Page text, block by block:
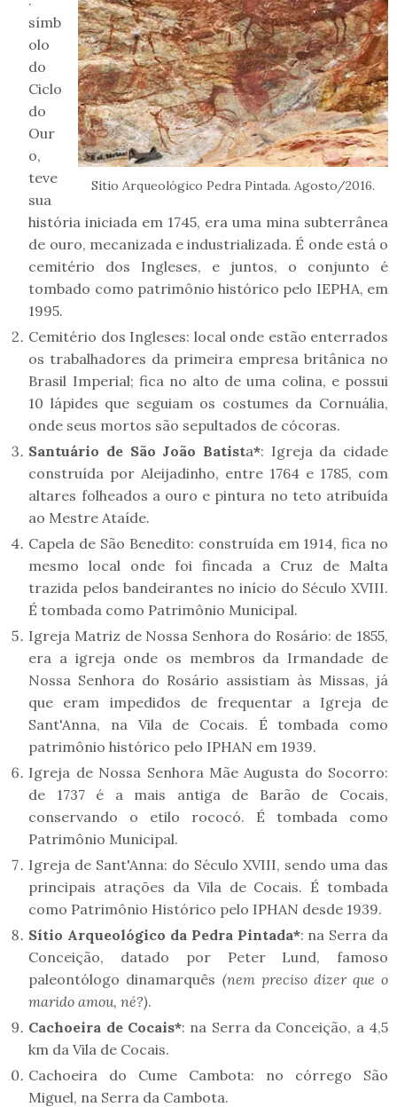
Sítio Arqueológico Pedra Pintada. Agosto/2016.
símb
olo
do
Ciclo
do
Our
o,
teve
sua
história iniciada em 1745, era uma mina subterrânea
de ouro, mecanizada e industrializada. É onde está o
cemitério dos Ingleses, e juntos, o conjunto é
tombado como patrimônio histórico pelo IEPHA, em
1995.
Cemitério dos Ingleses: local onde estão enterrados
os trabalhadores da primeira empresa britânica no
Brasil Imperial; fica no alto de uma colina, e possui
10 lápides que seguiam os costumes da Cornuália,
onde seus mortos são sepultados de cócoras.
Santuário de São João Batista*: Igreja da cidade
construída por Aleijadinho, entre 1764 e 1785, com
altares folheados a ouro e pintura no teto atribuída
ao Mestre Ataíde.
Capela de São Benedito: construída em 1914, fica no
mesmo local onde foi fincada a Cruz de Malta
trazida pelos bandeirantes no início do Século XVIII.
É tombada como Patrimônio Municipal.
Igreja Matriz de Nossa Senhora do Rosário: de 1855,
era a igreja onde os membros da Irmandade de
Nossa Senhora do Rosário assistiam às Missas, já
que eram impedidos de frequentar a Igreja de
Sant'Anna, na Vila de Cocais. É tombada como
patrimônio histórico pelo IPHAN em 1939.
Igreja de Nossa Senhora Mãe Augusta do Socorro:
de 1737 é a mais antiga de Barão de Cocais,
conservando o etilo rococó. É tombada como
Patrimônio Municipal.
Igreja de Sant'Anna: do Século XVIII, sendo uma das
principais atrações da Vila de Cocais. É tombada
como Patrimônio Histórico pelo IPHAN desde 1939.
Sítio Arqueológico da Pedra Pintada*: na Serra da
Conceição, datado por Peter Lund, famoso
paleontólogo dinamarquês (nem preciso dizer que o
marido amou, né?).
Cachoeira de Cocais*: na Serra da Conceição, a 4,5
km da Vila de Cocais.
Cachoeira do Cume Cambota: no córrego São
Miguel, na Serra da Cambota.